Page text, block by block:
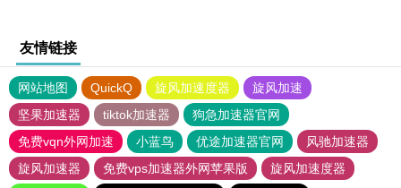
友情链接
网站地图 QuickQ 旋风加速度器
旋风加速
坚果加速器
tiktok加速器
狗急加速器官网
免费vqn外网加速
小蓝鸟 优途加速器官网
风驰加速器
旋风加速器
免费vps加速器外网苹果版 旋风加速度器